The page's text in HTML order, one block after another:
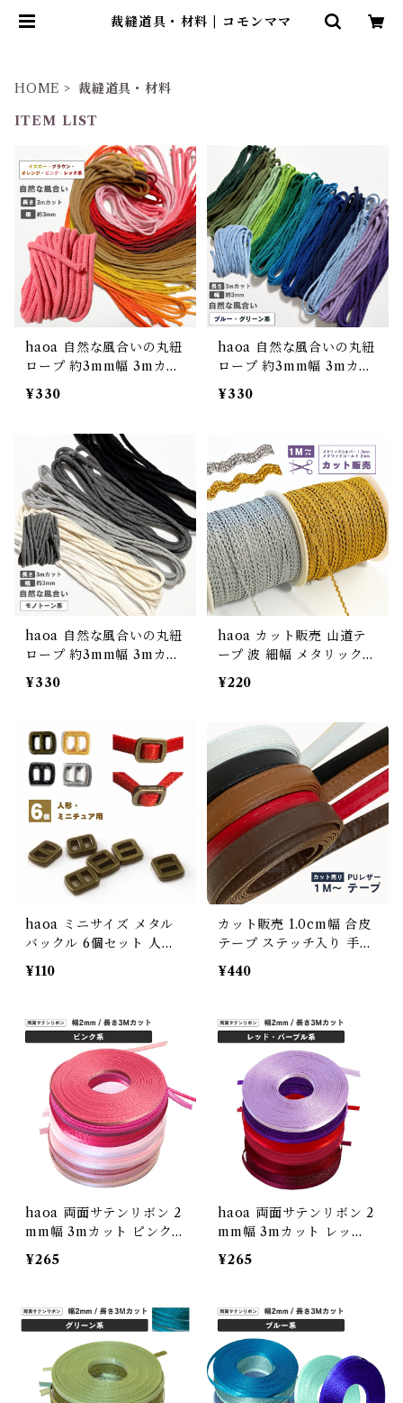
裁縫道具・材料 | コモンママ
HOME
裁縫道具・材料
ITEM LIST
haoa 自然な風合いの丸紐
ロープ 約3mm幅 3mカッ
ト販売 イエロー・ブラウ
ン・オレンジ・ピンクレッ
¥330
haoa 自然な風合いの丸紐
ロープ 約3mm幅 3mカッ
ト販売 綿ポリエステル混
ブルー・グリーン系
¥330
haoa 自然な風合いの丸紐
ロープ 約3mm幅 3mカッ
ト販売 綿ポリエステル混
クラフト モノトーン系
¥330
haoa カット販売 山道テ
ープ 波 細幅 メタリックゴ
ールド 2mm メタリック
シルバー 1.5mm 金 銀 キ
¥220
haoa ミニサイズ メタル
バックル 6個セット 人形
用 ミニチュア メタル 金属
ベルト金具 内径2.2mm ド
¥110
カット販売 1.0cm幅 合皮
テープ ステッチ入り 手作
り ベルト ストラップ バン
ドメイド ブラック レッド
ブラウン
¥440
haoa 両面サテンリボン 2
mm幅 3mカット ピンク
系 極小 ドール 手芸 アク
セサリー
¥265
haoa 両面サテンリボン 2
mm幅 3mカット レッ
ド・パープル系 極小 ドー
ル 手芸 アクセサリー
¥265